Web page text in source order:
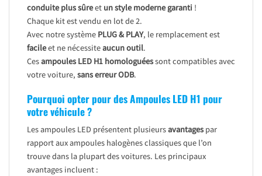
conduite plus sûreet un style moderne garanti !
Chaque kit est vendu en lot de 2.
Avec notre système PLUG & PLAY, le remplacement est
facileet ne nécessiteaucun outil.
Cesampoules LED H1 homologuéessont compatibles avec
votre voiture, sans erreur ODB.
Pourquoi opter pour des Ampoules LED H1 pour
votre véhicule ?
Les ampoules LED présentent plusieursavantagespar
rapport aux ampoules halogènes classiques que l’on
trouve dans la plupart des voitures. Les principaux
avantages incluent :